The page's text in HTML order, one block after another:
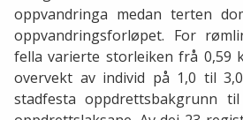
oppvandringa medan terten
oppvandringsforløpet. For
fella varierte storleiken frå 0,59
overvekt av individ på 1,0 til
stadfesta oppdrettsbakgrunn